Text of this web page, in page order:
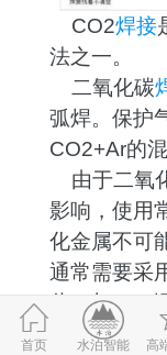
CO2焊接
法之一。
二氧化碳
弧焊。保护
CO2+Ar的
由于二氧
影响，使用
化金属不可
通常需要采
此，与MIG
由于所用保
©2017-2026水泊智能 鲁ICP备
首页 水泊智能 高